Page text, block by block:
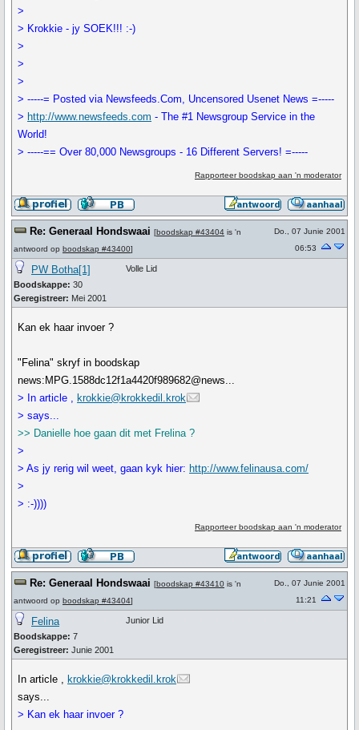
>
> Krokkie - jy SOEK!!! :-)
>
>
>
> -----= Posted via Newsfeeds.Com, Uncensored Usenet News =-----
> http://www.newsfeeds.com - The #1 Newsgroup Service in the
World!
> -----== Over 80,000 Newsgroups - 16 Different Servers! =-----
Rapporteer boodskap aan 'n moderator
Re: Generaal Hondswaai [boodskap #43404 is 'n
antwoord op boodskap #43400]
Do., 07 Junie 2001
06:53
PW Botha[1]
Boodskappe: 30
Geregistreer: Mei 2001
Volle Lid
Kan ek haar invoer ?
"Felina" skryf in boodskap
news:MPG.1588dc12f1a4420f989682@news...
> In article , krokkie@krokkedil.krok
> says...
>> Danielle hoe gaan dit met Frelina ?
>
> As jy rerig wil weet, gaan kyk hier: http://www.felinausa.com/
>
> :-))))
Rapporteer boodskap aan 'n moderator
Re: Generaal Hondswaai [boodskap #43410 is 'n
antwoord op boodskap #43404]
Do., 07 Junie 2001
11:21
Felina
Boodskappe: 7
Geregistreer: Junie 2001
Junior Lid
In article , krokkie@krokkedil.krok
says...
> Kan ek haar invoer ?